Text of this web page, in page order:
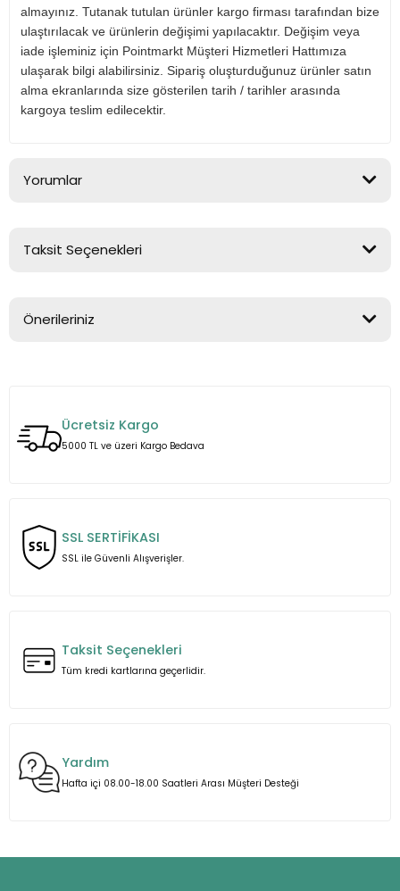
almayınız. Tutanak tutulan ürünler kargo firması tarafından bize
ulaştırılacak ve ürünlerin değişimi yapılacaktır. Değişim veya
iade işleminiz için Pointmarkt Müşteri Hizmetleri Hattımıza
ulaşarak bilgi alabilirsiniz. Sipariş oluşturduğunuz ürünler satın
alma ekranlarında size gösterilen tarih / tarihler arasında
kargoya teslim edilecektir.
Yorumlar
Taksit Seçenekleri
Önerileriniz
Görüş ve önerileriniz için teşekkür ederiz.
Ürün fiyatı diğer sitelerden daha pahalı.
Bu ürüne benzer farklı alternatifler olmalı.
Ücretsiz Kargo
5000 TL ve üzeri Kargo Bedava
SSL SERTİFİKASI
SSL ile Güvenli Alışverişler.
Taksit Seçenekleri
Tüm kredi kartlarına geçerlidir.
Yardım
Hafta içi 08.00-18.00 Saatleri Arası Müşteri Desteği